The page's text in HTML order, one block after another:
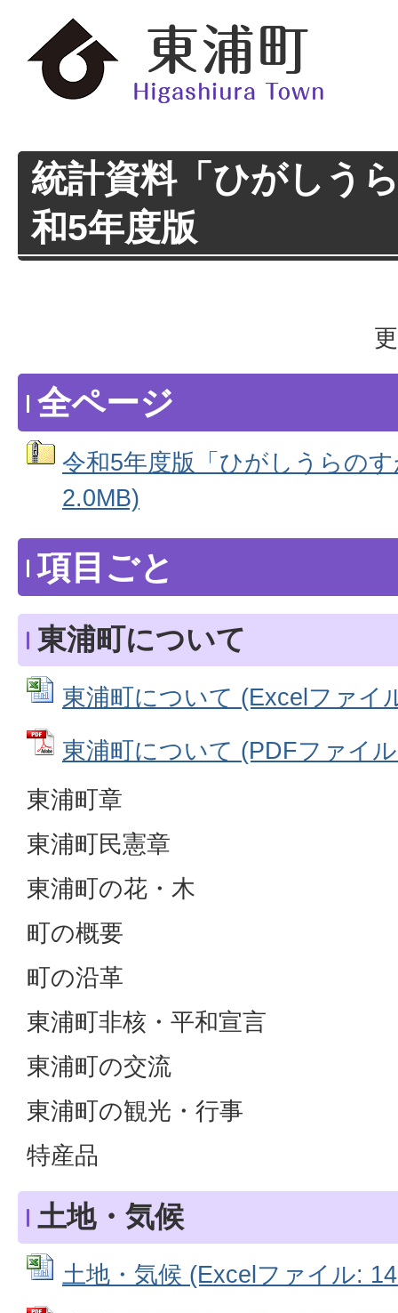
統計資料「ひがしう
和5年度版
全ページ
令和5年度版「ひがしうらの
2.0MB)
項目ごと
東浦町について
東浦町について (Excelファイ
東浦町について (PDFファイ
東浦町章
東浦町民憲章
東浦町の花・木
町の概要
町の沿革
東浦町非核・平和宣言
東浦町の交流
東浦町の観光・行事
特産品
土地・気候
土地・気候 (Excelファイル: